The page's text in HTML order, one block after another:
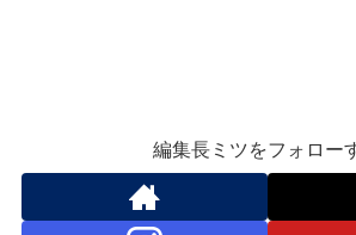
編集長ミツをフォロー